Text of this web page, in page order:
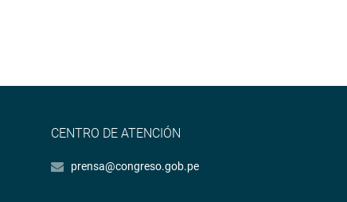
CENTRO DE ATENCIÓN
prensa@congreso.gob.pe